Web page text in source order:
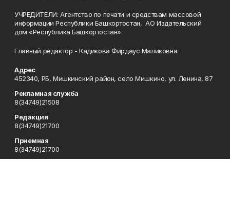
УЧРЕДИТЕЛИ: Агентство по печати и средствам массовой
информации Республики Башкортостан, АО Издательский
дом «Республика Башкортостан».
Главный редактор - Кадикова Фирдаус Маликовна.
Адрес
452340, РБ, Мишкинский район, село Мишкино, ул. Ленина, 87
Рекламная служба
8(34749)21508
Редакция
8(34749)21700
Приемная
8(34749)21700